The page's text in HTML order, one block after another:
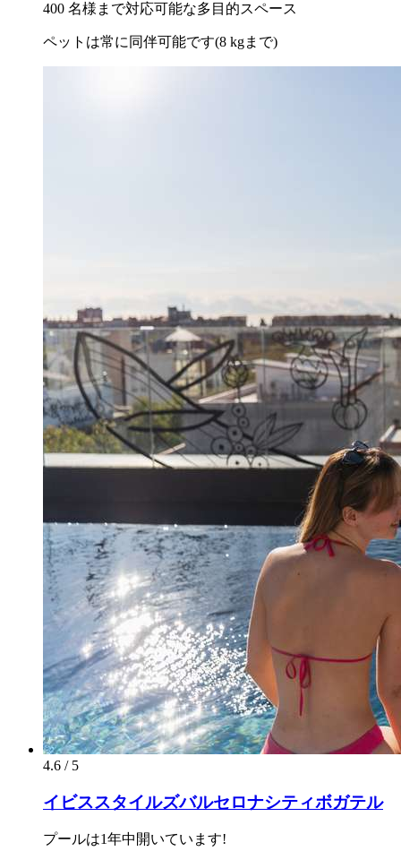
400 名様まで対応可能な多目的スペース
ペットは常に同伴可能です(8 kgまで)
4.6 / 5
イビススタイルズバルセロナシティボガテル
プールは1年中開いています!